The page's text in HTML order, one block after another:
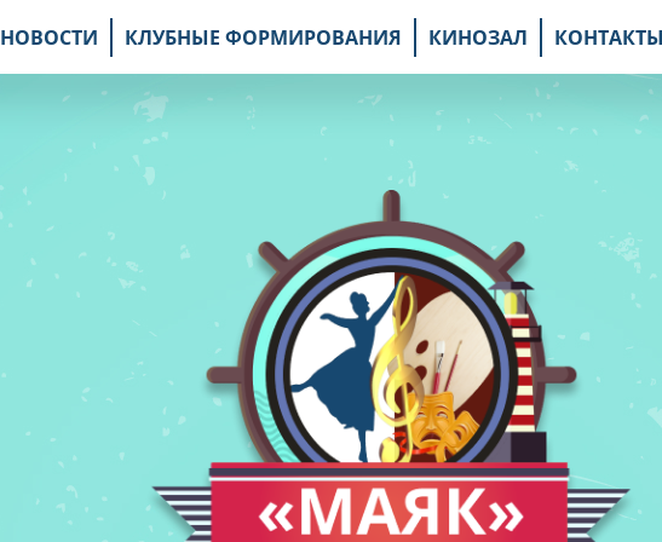
НОВОСТИ КЛУБНЫЕ ФОРМИРОВАНИЯ КИНОЗАЛ